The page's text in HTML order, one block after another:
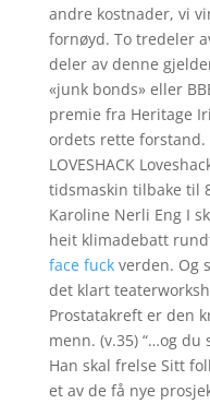
andre kostnader, vi
fornøyd. To tredeler
deler av denne
«junk bonds» eller
premie fra Heritage
ordets rette forstand.
LOVESHACK
tidsmaskin tilbake til
Karoline Nerli Eng I
heit klimadebatt
face fuckverden. Og
det klart
Prostatakreft er den
menn. (v.35) “…og du
Han skal frelse Sitt
et av de få nye